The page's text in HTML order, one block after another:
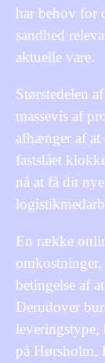
har behov for
sandhed
aktuelle vare.
Størstedelen
massevis af
afhænger af at
fastslået
nå at få dit
En række
betingelse af
Derudover
på Hørsholm,